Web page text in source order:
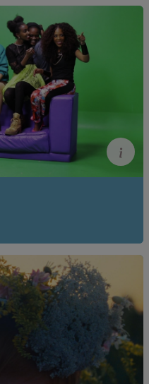
Erwachen ihrer Mutter
über Identität, Liebe und
Eine schwedische Crew
entfesseln sie
gegen Rollenbilder